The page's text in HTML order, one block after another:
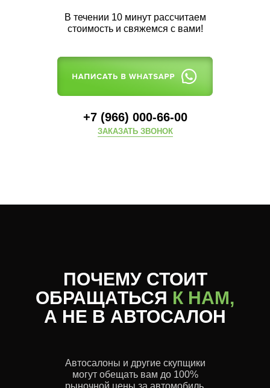
В течении 10 минут рассчитаем
стоимость и свяжемся с вами!
+7 (966) 000-66-00
ЗАКАЗАТЬ ЗВОНОК
Автосалоны и другие скупщики
могут обещать вам до 100%
рыночной цены за автомобиль.
ПОЧЕМУ СТОИТ
ОБРАЩАТЬСЯ К НАМ,
А НЕ В АВТОСАЛОН